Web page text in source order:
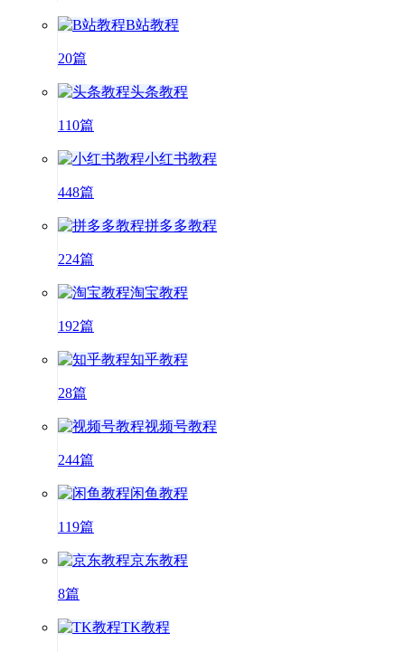
B站教程
20篇
头条教程
110篇
小红书教程
448篇
拼多多教程
224篇
淘宝教程
192篇
知乎教程
28篇
视频号教程
244篇
闲鱼教程
119篇
京东教程
8篇
TK教程